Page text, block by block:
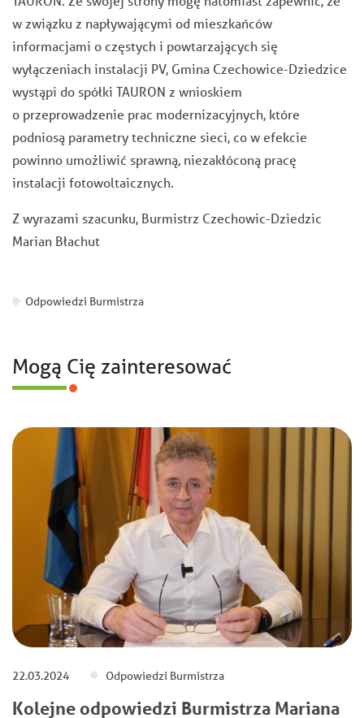
w związku z napływającymi od mieszkańców
informacjami o częstych i powtarzających się
wyłączeniach instalacji PV, Gmina Czechowice-Dziedzice
wystąpi do spółki TAURON z wnioskiem
o przeprowadzenie prac modernizacyjnych, które
podniosą parametry techniczne sieci, co w efekcie
powinno umożliwić sprawną, niezakłóconą pracę
instalacji fotowoltaicznych.
Z wyrazami szacunku, Burmistrz Czechowic-Dziedzic
Marian Błachut
Odpowiedzi Burmistrza
Mogą Cię zainteresować
22.03.2024 Odpowiedzi Burmistrza
Kolejne odpowiedzi Burmistrza Mariana